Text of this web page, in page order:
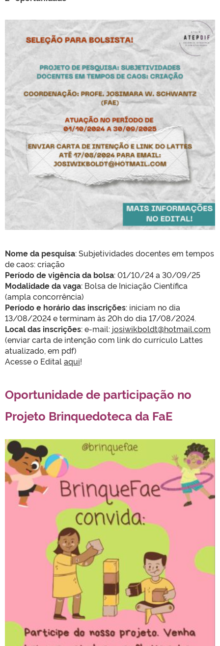
Nome da pesquisa: Subjetividades docentes em tempos
de caos: criação
Período de vigência da bolsa: 01/10/24 a 30/09/25
Modalidade da vaga: Bolsa de Iniciação Científica
(ampla concorrência)
Período e horário das inscrições: iniciam no dia
13/08/2024 e terminam às 20h do dia 17/08/2024.
Local das inscrições: e-mail: josiwikboldt@hotmail.com
(enviar carta de intenção com link do currículo Lattes
atualizado, em pdf)
Acesse o Editalaqui!
Oportunidade de participação no
Projeto Brinquedoteca da FaE